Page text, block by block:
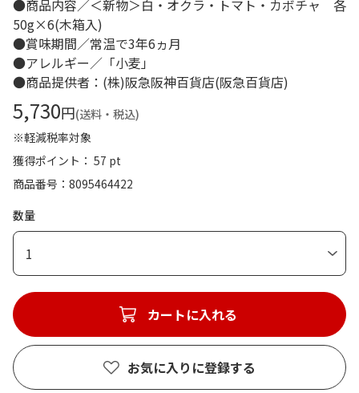
●商品内容／＜新物＞白・オクラ・トマト・カボチャ 各
50g×6(木箱入)
●賞味期間／常温で3年6ヵ月
●アレルギー／「小麦」
●商品提供者：(株)阪急阪神百貨店(阪急百貨店)
5,730円(送料・税込)
※軽減税率対象
獲得ポイント： 57 pt
商品番号
8095464422
数量
1
カートに入れる
お気に入りに登録する